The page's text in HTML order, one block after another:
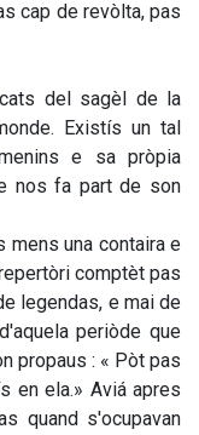
cap de revòlta, pas
del sagèl de la
Existís un tal
e sa pròpia
nos fa part de son
mens una contaira e
comptèt pas
legendas, e mai de
periòde que
propaus : « Pòt pas
en ela.» Aviá apres
quand s'ocupavan